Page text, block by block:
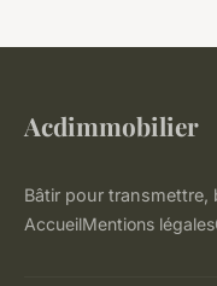
Acdimmobilier
Bâtir pour transmettre,
AccueilMentions légales